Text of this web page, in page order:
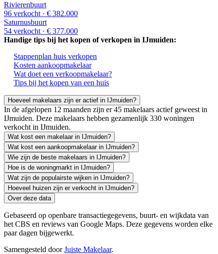
Rivierenbuurt
96 verkocht · € 382.000
Saturnusbuurt
54 verkocht · € 377.000
Handige tips bij het kopen of verkopen in IJmuiden:
Stappenplan huis verkopen
Kosten aankoopmakelaar
Wat doet een verkoopmakelaar?
Tips bij het kopen van een huis
Hoeveel makelaars zijn er actief in IJmuiden?
In de afgelopen 12 maanden zijn er 45 makelaars actief geweest in
IJmuiden. Deze makelaars hebben gezamenlijk 330 woningen
verkocht in IJmuiden.
Wat kost een makelaar in IJmuiden?
Wat kost een aankoopmakelaar in IJmuiden?
Wie zijn de beste makelaars in IJmuiden?
Hoe is de woningmarkt in IJmuiden?
Wat zijn de populairste wijken in IJmuiden?
Hoeveel huizen zijn er verkocht in IJmuiden?
Over deze data
Gebaseerd op openbare transactiegegevens, buurt- en wijkdata van
het CBS en reviews van Google Maps. Deze gegevens worden elke
paar dagen bijgewerkt.
Samengesteld doorJuiste Makelaar.